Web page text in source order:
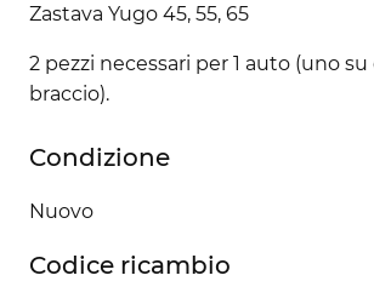
Zastava Yugo 45, 55, 65
2 pezzi necessari per 1 auto (uno su
braccio).
Condizione
Nuovo
Codice ricambio